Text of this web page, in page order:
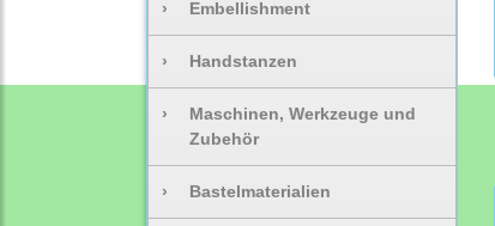
› Embellishment
› Handstanzen
›
Maschinen, Werkzeuge und
Zubehör
› Bastelmaterialien